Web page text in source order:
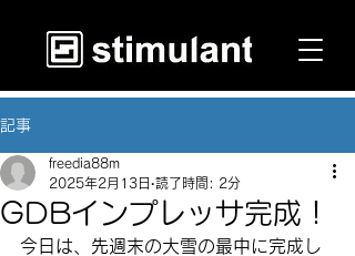
記事
GDBインプレッサ完成！
freedia88m
2025年2月13日 読了時間: 2分
今日は、先週末の大雪の最中に完成し